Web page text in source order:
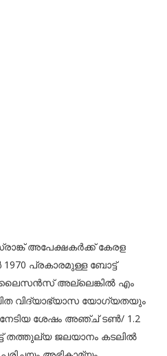
അപേക്ഷകർക്ക് കേരള
1970 പ്രകാരമുള്ള ബോട്ട്
ലൈസൻസ് അല്ലെങ്കിൽ എം
വിദ്യാഭ്യാസ യോഗ്യതയും
ശേഷം അഞ്ച് ടൺ/ 1.2
തത്തുല്യ ജലയാനം കടലിൽ